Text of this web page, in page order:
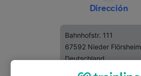
Dirección
Bahnhofstr. 111
67592 Nieder Flörsheim
Deutschland